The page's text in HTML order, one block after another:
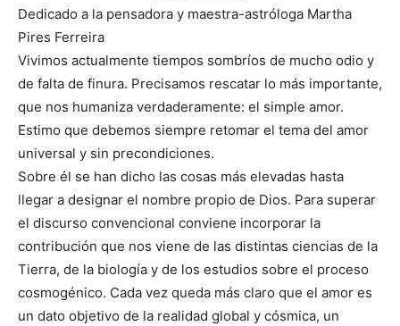
Dedicado a la pensadora y maestra-astróloga Martha
Pires Ferreira
Vivimos actualmente tiempos sombríos de mucho odio y
de falta de finura. Precisamos rescatar lo más importante,
que nos humaniza verdaderamente: el simple amor.
Estimo que debemos siempre retomar el tema del amor
universal y sin precondiciones.
Sobre él se han dicho las cosas más elevadas hasta
llegar a designar el nombre propio de Dios. Para superar
el discurso convencional conviene incorporar la
contribución que nos viene de las distintas ciencias de la
Tierra, de la biología y de los estudios sobre el proceso
cosmogénico. Cada vez queda más claro que el amor es
un dato objetivo de la realidad global y cósmica, un